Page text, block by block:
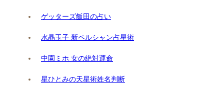
ゲッターズ飯田の占い
水晶玉子 新ペルシャン占星術
中園ミホ 女の絶対運命
星ひとみの天星術姓名判断